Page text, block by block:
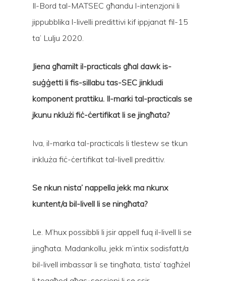
Il-Bord tal-MATSEC għandu l-intenzjoni li
jippubblika l-livelli predittivi kif ippjanat fil-15
ta’ Lulju 2020.
Jiena għamilt il-practicals għal dawk is-
suġġetti li fis-sillabu tas-SEC jinkludi
komponent prattiku. Il-marki tal-practicals se
jkunu nklużi fiċ-ċertifikat li se jingħata?
Iva, il-marka tal-practicals li tlestew se tkun
inkluża fiċ-ċertifikat tal-livell predittiv.
Se nkun nista’ nappella jekk ma nkunx
kuntent/a bil-livell li se ningħata?
Le. M’hux possibbli li jsir appell fuq il-livell li se
jingħata. Madankollu, jekk m’intix sodisfatt/a
bil-livell imbassar li se tingħata, tista’ tagħżel